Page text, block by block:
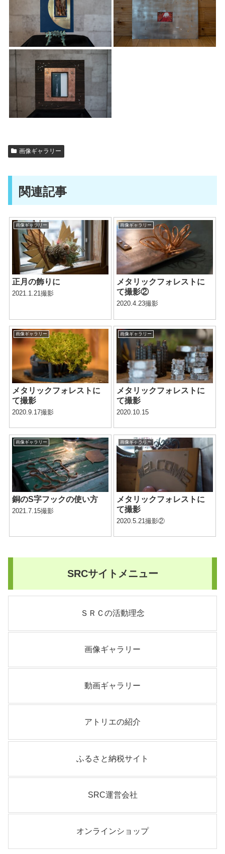
画像ギャラリー
関連記事
画像ギャラリー
正月の飾りに
2021.1.21撮影
画像ギャラリー
メタリックフォレストに
て撮影②
2020.4.23撮影
画像ギャラリー
メタリックフォレストに
て撮影
2020.9.17撮影
画像ギャラリー
メタリックフォレストに
て撮影
2020.10.15
画像ギャラリー
銅のS字フックの使い方
2021.7.15撮影
画像ギャラリー
メタリックフォレストに
て撮影
2020.5.21撮影②
SRCサイトメニュー
ＳＲＣの活動理念
画像ギャラリー
動画ギャラリー
アトリエの紹介
ふるさと納税サイト
SRC運営会社
オンラインショップ